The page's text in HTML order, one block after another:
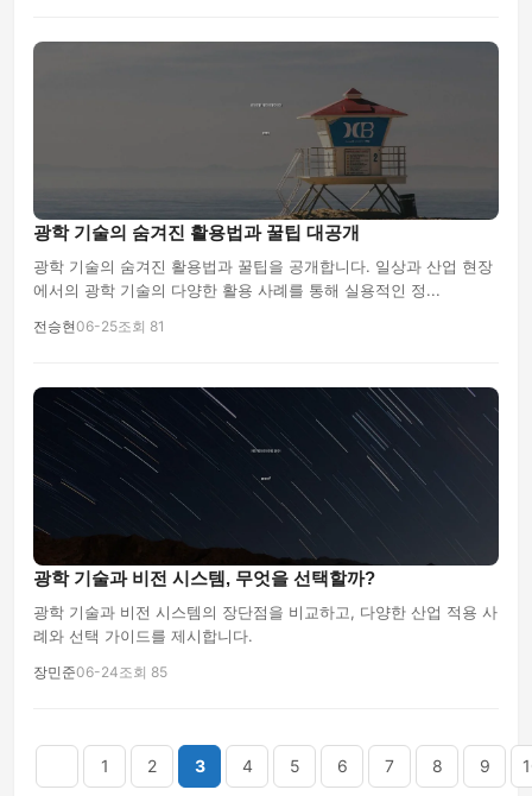
광학 기술의 숨겨진 활용법과 꿀팁 대공개
광학 기술의 숨겨진 활용법과 꿀팁을 공개합니다. 일상과 산업 현장
에서의 광학 기술의 다양한 활용 사례를 통해 실용적인 정...
전승현06-25조회 81
광학 기술과 비전 시스템, 무엇을 선택할까?
광학 기술과 비전 시스템의 장단점을 비교하고, 다양한 산업 적용 사
례와 선택 가이드를 제시합니다.
장민준06-24조회 85
1 2 3 4 5 6 7 8 9